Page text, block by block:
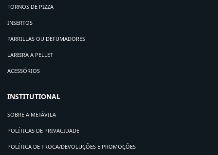
FORNOS DE PIZZA
INSERTOS
PARRILLAS OU DEFUMADORES
LAREIRA A PELLET
ACESSÓRIOS
INSTITUTIONAL
SOBRE A METÁVILA
POLÍTICAS DE PRIVACIDADE
POLÍTICA DE TROCA/DEVOLUÇÕES E PROMOÇÕES